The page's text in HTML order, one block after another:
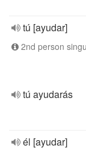
tú [ayudar]
2nd person
tú ayudarás
él [ayudar]